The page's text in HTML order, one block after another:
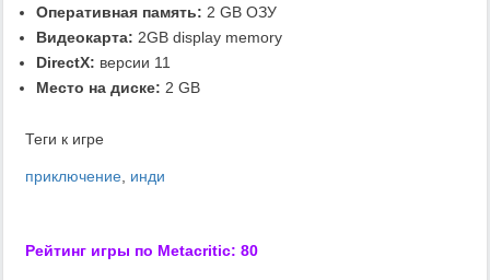
Оперативная память: 2 GB ОЗУ
Видеокарта: 2GB display memory
DirectX: версии 11
Место на диске: 2 GB
Теги к игре
приключение инди
Рейтинг игры по Metacritic: 80